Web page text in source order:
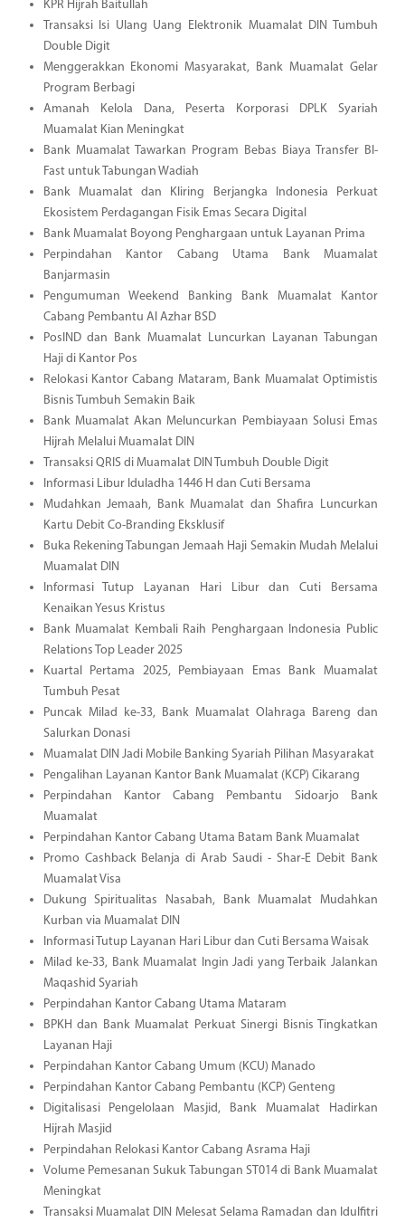
KPR Hijrah Baitullah
Transaksi Isi Ulang Uang Elektronik Muamalat DIN Tumbuh
Double Digit
Menggerakkan Ekonomi Masyarakat, Bank Muamalat Gelar
Program Berbagi
Amanah Kelola Dana, Peserta Korporasi DPLK Syariah
Muamalat Kian Meningkat
Bank Muamalat Tawarkan Program Bebas Biaya Transfer BI-
Fast untuk Tabungan Wadiah
Bank Muamalat dan Kliring Berjangka Indonesia Perkuat
Ekosistem Perdagangan Fisik Emas Secara Digital
Bank Muamalat Boyong Penghargaan untuk Layanan Prima
Perpindahan Kantor Cabang Utama Bank Muamalat
Banjarmasin
Pengumuman Weekend Banking Bank Muamalat Kantor
Cabang Pembantu Al Azhar BSD
PosIND dan Bank Muamalat Luncurkan Layanan Tabungan
Haji di Kantor Pos
Relokasi Kantor Cabang Mataram, Bank Muamalat Optimistis
Bisnis Tumbuh Semakin Baik
Bank Muamalat Akan Meluncurkan Pembiayaan Solusi Emas
Hijrah Melalui Muamalat DIN
Transaksi QRIS di Muamalat DIN Tumbuh Double Digit
Informasi Libur Iduladha 1446 H dan Cuti Bersama
Mudahkan Jemaah, Bank Muamalat dan Shafira Luncurkan
Kartu Debit Co-Branding Eksklusif
Buka Rekening Tabungan Jemaah Haji Semakin Mudah Melalui
Muamalat DIN
Informasi Tutup Layanan Hari Libur dan Cuti Bersama
Kenaikan Yesus Kristus
Bank Muamalat Kembali Raih Penghargaan Indonesia Public
Relations Top Leader 2025
Kuartal Pertama 2025, Pembiayaan Emas Bank Muamalat
Tumbuh Pesat
Puncak Milad ke-33, Bank Muamalat Olahraga Bareng dan
Salurkan Donasi
Muamalat DIN Jadi Mobile Banking Syariah Pilihan Masyarakat
Pengalihan Layanan Kantor Bank Muamalat (KCP) Cikarang
Perpindahan Kantor Cabang Pembantu Sidoarjo Bank
Muamalat
Perpindahan Kantor Cabang Utama Batam Bank Muamalat
Promo Cashback Belanja di Arab Saudi - Shar-E Debit Bank
Muamalat Visa
Dukung Spiritualitas Nasabah, Bank Muamalat Mudahkan
Kurban via Muamalat DIN
Informasi Tutup Layanan Hari Libur dan Cuti Bersama Waisak
Milad ke-33, Bank Muamalat Ingin Jadi yang Terbaik Jalankan
Maqashid Syariah
Perpindahan Kantor Cabang Utama Mataram
BPKH dan Bank Muamalat Perkuat Sinergi Bisnis Tingkatkan
Layanan Haji
Perpindahan Kantor Cabang Umum (KCU) Manado
Perpindahan Kantor Cabang Pembantu (KCP) Genteng
Digitalisasi Pengelolaan Masjid, Bank Muamalat Hadirkan
Hijrah Masjid
Perpindahan Relokasi Kantor Cabang Asrama Haji
Volume Pemesanan Sukuk Tabungan ST014 di Bank Muamalat
Meningkat
Transaksi Muamalat DIN Melesat Selama Ramadan dan Idulfitri